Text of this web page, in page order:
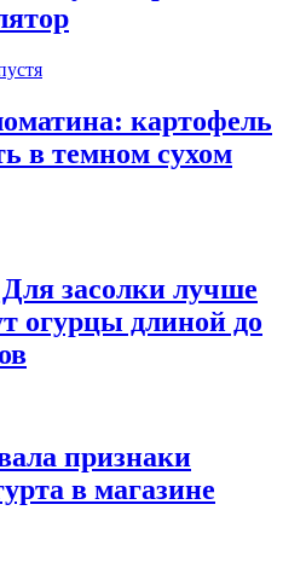
картофель
в темном сухом
засолки лучше
огурцы длиной до
признаки
в магазине